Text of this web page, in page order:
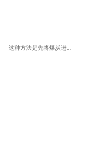
山西永固气体公司二氧化碳燃烧前捕捉法 这种方法是先将煤炭进...